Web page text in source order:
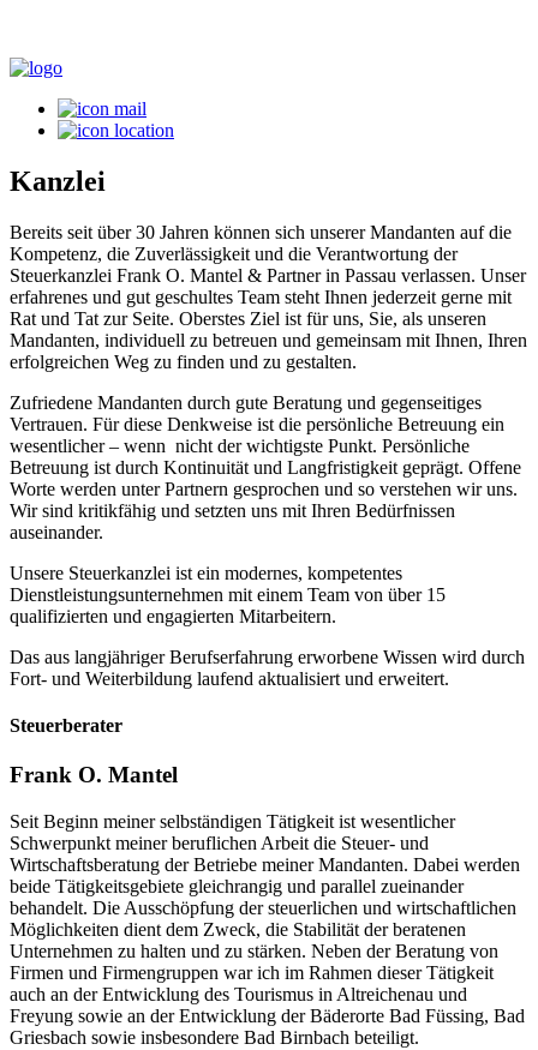
Kanzlei
Bereits seit über 30 Jahren können sich unserer Mandanten auf die
Kompetenz, die Zuverlässigkeit und die Verantwortung der
Steuerkanzlei Frank O. Mantel & Partner in Passau verlassen. Unser
erfahrenes und gut geschultes Team steht Ihnen jederzeit gerne mit
Rat und Tat zur Seite. Oberstes Ziel ist für uns, Sie, als unseren
Mandanten, individuell zu betreuen und gemeinsam mit Ihnen, Ihren
erfolgreichen Weg zu finden und zu gestalten.
Zufriedene Mandanten durch gute Beratung und gegenseitiges
Vertrauen. Für diese Denkweise ist die persönliche Betreuung ein
wesentlicher – wenn nicht der wichtigste Punkt. Persönliche
Betreuung ist durch Kontinuität und Langfristigkeit geprägt. Offene
Worte werden unter Partnern gesprochen und so verstehen wir uns.
Wir sind kritikfähig und setzten uns mit Ihren Bedürfnissen
auseinander.
Unsere Steuerkanzlei ist ein modernes, kompetentes
Dienstleistungsunternehmen mit einem Team von über 15
qualifizierten und engagierten Mitarbeitern.
Das aus langjähriger Berufserfahrung erworbene Wissen wird durch
Fort- und Weiterbildung laufend aktualisiert und erweitert.
Steuerberater
Frank O. Mantel
Seit Beginn meiner selbständigen Tätigkeit ist wesentlicher
Schwerpunkt meiner beruflichen Arbeit die Steuer- und
Wirtschaftsberatung der Betriebe meiner Mandanten. Dabei werden
beide Tätigkeitsgebiete gleichrangig und parallel zueinander
behandelt. Die Ausschöpfung der steuerlichen und wirtschaftlichen
Möglichkeiten dient dem Zweck, die Stabilität der beratenen
Unternehmen zu halten und zu stärken. Neben der Beratung von
Firmen und Firmengruppen war ich im Rahmen dieser Tätigkeit
auch an der Entwicklung des Tourismus in Altreichenau und
Freyung sowie an der Entwicklung der Bäderorte Bad Füssing, Bad
Griesbach sowie insbesondere Bad Birnbach beteiligt.